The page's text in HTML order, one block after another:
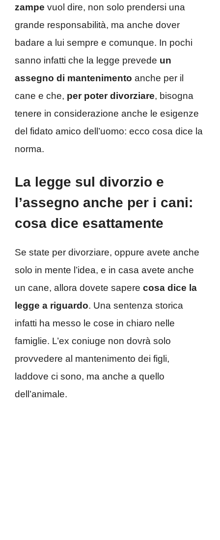
zampe vuol dire, non solo prendersi una
grande responsabilità, ma anche dover
badare a lui sempre e comunque. In pochi
sanno infatti che la legge prevede un
assegno di mantenimento anche per il
cane e che, per poter divorziare, bisogna
tenere in considerazione anche le esigenze
del fidato amico dell’uomo: ecco cosa dice la
norma.
La legge sul divorzio e
l’assegno anche per i cani:
cosa dice esattamente
Se state per divorziare, oppure avete anche
solo in mente l’idea, e in casa avete anche
un cane, allora dovete sapere cosa dice la
legge a riguardo. Una sentenza storica
infatti ha messo le cose in chiaro nelle
famiglie. L’ex coniuge non dovrà solo
provvedere al mantenimento dei figli,
laddove ci sono, ma anche a quello
dell’animale.